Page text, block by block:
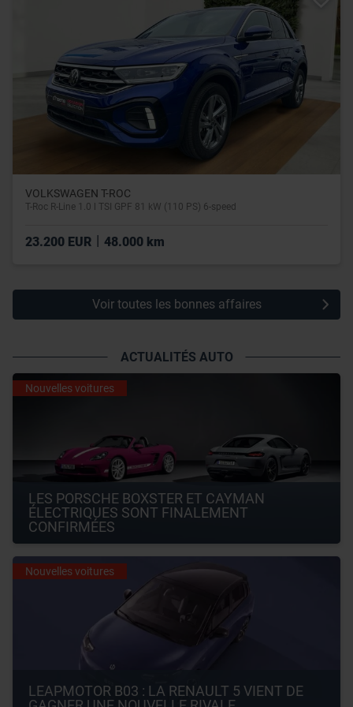
VOLKSWAGEN T-ROC
T-Roc R-Line 1.0 l TSI GPF 81 kW (110 PS) 6-speed
23.200 EUR 48.000 km
Voir toutes les bonnes affaires
ACTUALITÉS AUTO
Nouvelles voitures
LES PORSCHE BOXSTER ET CAYMAN
ÉLECTRIQUES SONT FINALEMENT
CONFIRMÉES
Nouvelles voitures
LEAPMOTOR B03 : LA RENAULT 5 VIENT DE